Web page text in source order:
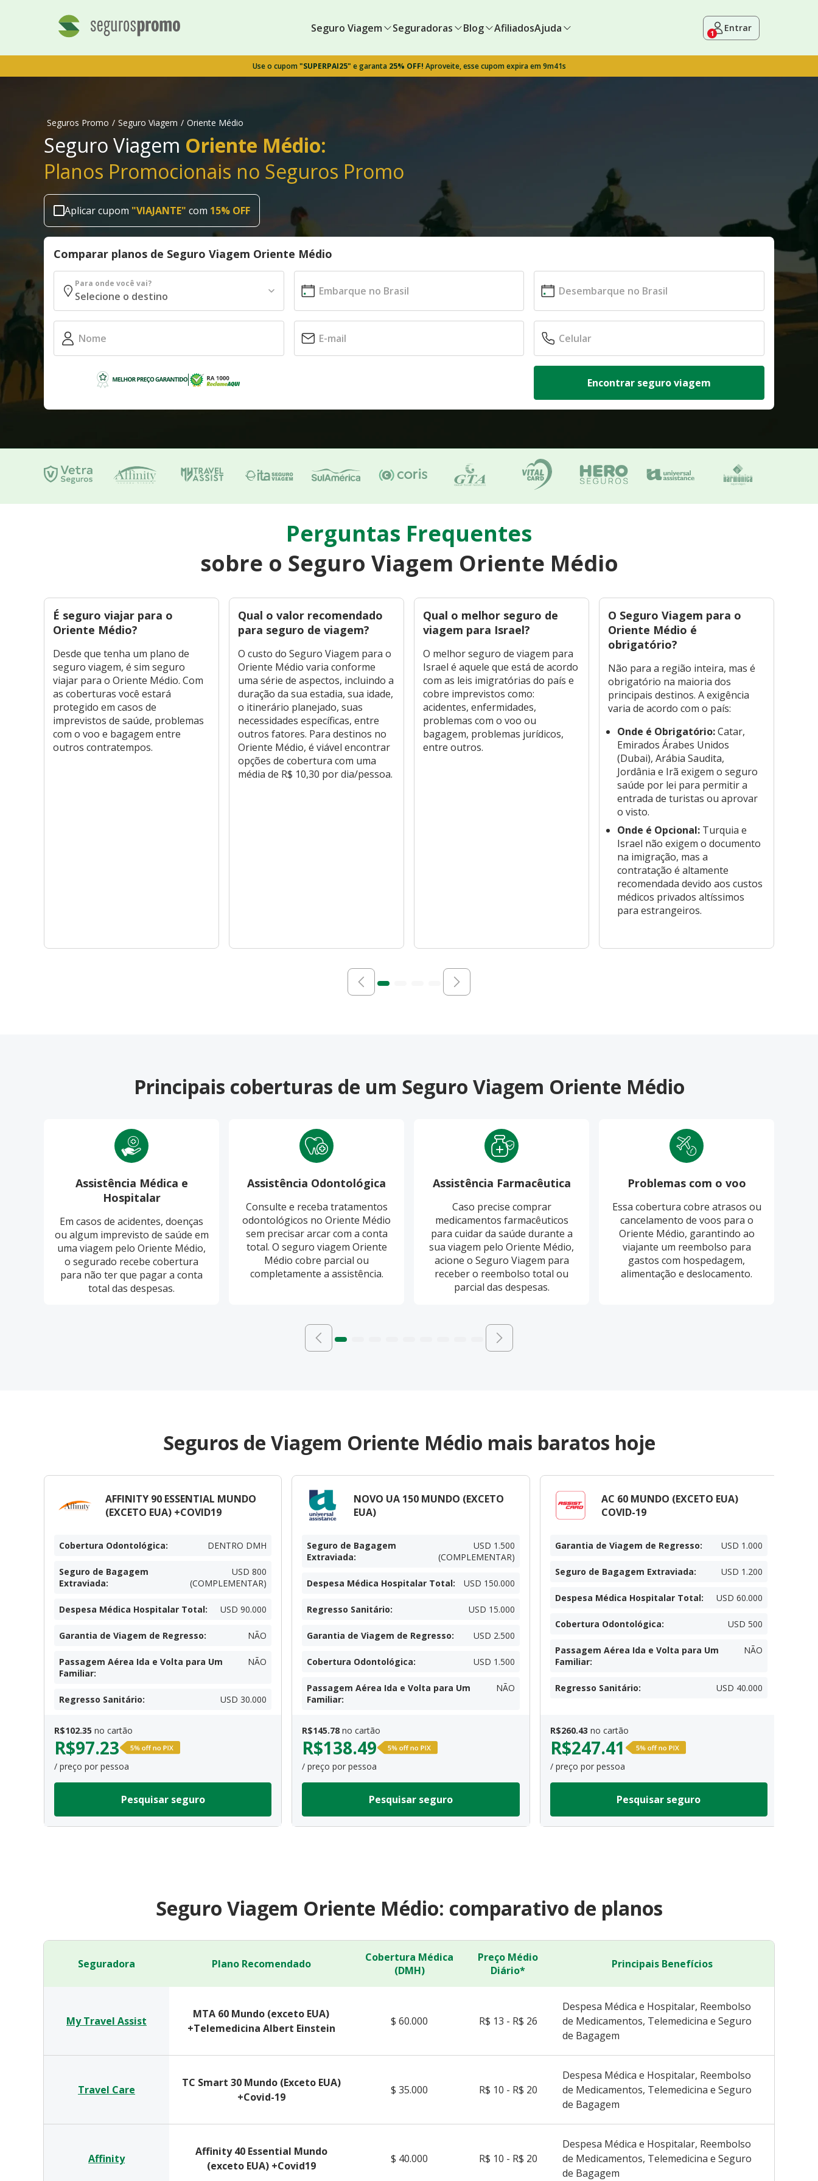
Seguro Viagem Seguradoras Blog AfiliadosAjuda 1 Entrar
Use o cupom"SUPERPAI25" e garanta 25% OFF! Aproveite, esse cupom expira em 9m40s
Seguros Promo / Seguro Viagem / Oriente Médio
Seguro Viagem Oriente Médio:
Planos Promocionais no Seguros Promo
Aplicar cupom "VIAJANTE" com 15% OFF
Comparar planos de Seguro Viagem Oriente Médio
Para onde você vai?
Encontrar seguro viagem
Perguntas Frequentes
sobre o Seguro Viagem Oriente Médio
É seguro viajar para o
Oriente Médio?
Desde que tenha um plano de
seguro viagem, é sim seguro
viajar para o Oriente Médio. Com
as coberturas você estará
protegido em casos de
imprevistos de saúde, problemas
com o voo e bagagem entre
outros contratempos.
Qual o valor recomendado
para seguro de viagem?
O custo do Seguro Viagem para o
Oriente Médio varia conforme
uma série de aspectos, incluindo a
duração da sua estadia, sua idade,
o itinerário planejado, suas
necessidades específicas, entre
outros fatores. Para destinos no
Oriente Médio, é viável encontrar
opções de cobertura com uma
média de R$ 10,30 por dia/pessoa.
Qual o melhor seguro de
viagem para Israel?
O melhor seguro de viagem para
Israel é aquele que está de acordo
com as leis imigratórias do país e
cobre imprevistos como:
acidentes, enfermidades,
problemas com o voo ou
bagagem, problemas jurídicos,
entre outros.
O Seguro Viagem para o
Oriente Médio é
obrigatório?
Não para a região inteira, mas é
obrigatório na maioria dos
principais destinos. A exigência
varia de acordo com o país:
Onde é Obrigatório:Catar,
Emirados Árabes Unidos
(Dubai), Arábia Saudita,
Jordânia e Irã exigem o seguro
saúde por lei para permitir a
entrada de turistas ou aprovar
o visto.
Onde é Opcional: Turquia e
Israel não exigem o documento
na imigração, mas a
contratação é altamente
recomendada devido aos custos
médicos privados altíssimos
para estrangeiros.
Principais coberturas de um Seguro Viagem Oriente Médio
Assistência Médica e
Hospitalar
Em casos de acidentes, doenças
ou algum imprevisto de saúde em
uma viagem pelo Oriente Médio,
o segurado recebe cobertura
para não ter que pagar a conta
total das despesas.
Assistência Odontológica
Consulte e receba tratamentos
odontológicos no Oriente Médio
sem precisar arcar com a conta
total. O seguro viagem Oriente
Médio cobre parcial ou
completamente a assistência.
Assistência Farmacêutica
Caso precise comprar
medicamentos farmacêuticos
para cuidar da saúde durante a
sua viagem pelo Oriente Médio,
acione o Seguro Viagem para
receber o reembolso total ou
parcial das despesas.
Problemas com o voo
Essa cobertura cobre atrasos ou
cancelamento de voos para o
Oriente Médio, garantindo ao
viajante um reembolso para
gastos com hospedagem,
alimentação e deslocamento.
Seguros de Viagem Oriente Médio mais baratos hoje
AFFINITY 90 ESSENTIAL MUNDO
(EXCETO EUA) +COVID19
Cobertura Odontológica: DENTRO DMH
Seguro de Bagagem
Extraviada:
USD 800
(COMPLEMENTAR)
Despesa Médica Hospitalar Total: USD 90.000
Garantia de Viagem de Regresso: NÃO
Passagem Aérea Ida e Volta para Um
Familiar:
NÃO
Regresso Sanitário: USD 30.000
R$102.35 no cartão
R$97.23
/ preço por pessoa
Pesquisar seguro
NOVO UA 150 MUNDO (EXCETO
EUA)
Seguro de Bagagem
Extraviada:
USD 1.500
(COMPLEMENTAR)
Despesa Médica Hospitalar Total: USD 150.000
Regresso Sanitário: USD 15.000
Garantia de Viagem de Regresso: USD 2.500
Cobertura Odontológica: USD 1.500
Passagem Aérea Ida e Volta para Um
Familiar:
NÃO
R$145.78 no cartão
R$138.49
/ preço por pessoa
Pesquisar seguro
AC 60 MUNDO (EXCETO EUA)
COVID-19
Garantia de Viagem de Regresso: USD 1.000
Seguro de Bagagem Extraviada: USD 1.200
Despesa Médica Hospitalar Total: USD 60.000
Cobertura Odontológica: USD 500
Passagem Aérea Ida e Volta para Um
Familiar:
NÃO
Regresso Sanitário: USD 40.000
R$260.43 no cartão
R$247.41
/ preço por pessoa
Pesquisar seguro
Seguro Viagem Oriente Médio: comparativo de planos
Seguradora Plano Recomendado
Cobertura Médica
(DMH)
Preço Médio
Diário*
Principais Benefícios
My Travel Assist
MTA 60 Mundo (exceto EUA)
+Telemedicina Albert Einstein
$ 60.000 R$ 13 - R$ 26
Despesa Médica e Hospitalar, Reembolso
de Medicamentos, Telemedicina e Seguro
de Bagagem
Travel Care
TC Smart 30 Mundo (Exceto EUA)
+Covid-19
$ 35.000 R$ 10 - R$ 20
Despesa Médica e Hospitalar, Reembolso
de Medicamentos, Telemedicina e Seguro
de Bagagem
Affinity
Affinity 40 Essential Mundo
(exceto EUA) +Covid19
$ 40.000 R$ 10 - R$ 20
Despesa Médica e Hospitalar, Reembolso
de Medicamentos, Telemedicina e Seguro
de Bagagem